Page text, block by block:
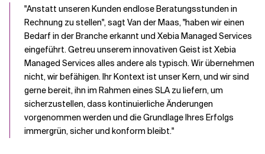
"Anstatt unseren Kunden endlose Beratungsstunden in
Rechnung zu stellen", sagt Van der Maas, "haben wir einen
Bedarf in der Branche erkannt und Xebia Managed Services
eingeführt. Getreu unserem innovativen Geist ist Xebia
Managed Services alles andere als typisch. Wir übernehmen
nicht, wir befähigen. Ihr Kontext ist unser Kern, und wir sind
gerne bereit, ihn im Rahmen eines SLA zu liefern, um
sicherzustellen, dass kontinuierliche Änderungen
vorgenommen werden und die Grundlage Ihres Erfolgs
immergrün, sicher und konform bleibt."